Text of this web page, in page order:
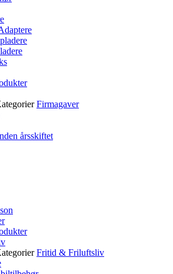
Firmagaver
årsskiftet
Fritid & Friluftsliv